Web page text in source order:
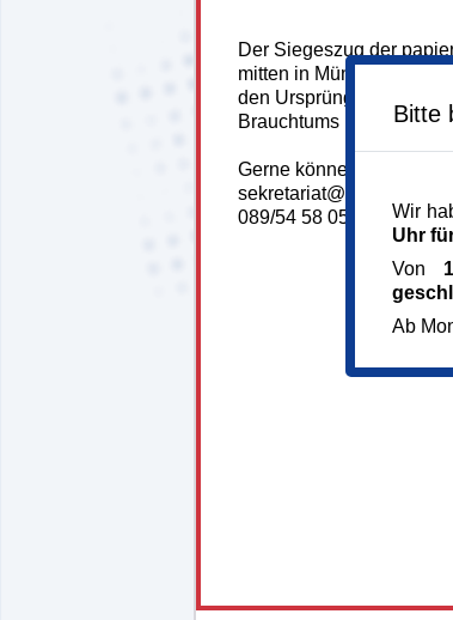
Der Siegeszug der
mitten in München - eine
den Ursprüngen eines
Brauchtums und
Gerne können Sie die
sekretariat@muenchner-
089/54 58 05-0.
Bitte
Wir
Uhr
Von
Ab